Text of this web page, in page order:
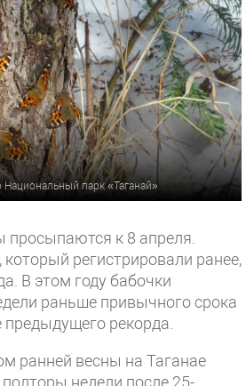
парк «Таганай»
к 8 апреля.
регистрировали ранее,
В этом году бабочки
раньше привычного срока
рекорда.
ранней весны на Таганае
недели после 25-